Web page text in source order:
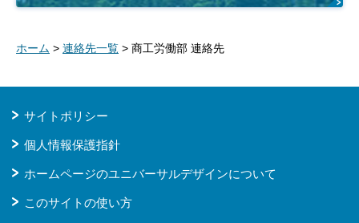
ホーム > 連絡先一覧 > 商工労働部 連絡先
サイトポリシー
個人情報保護指針
ホームページのユニバーサルデザインについて
このサイトの使い方